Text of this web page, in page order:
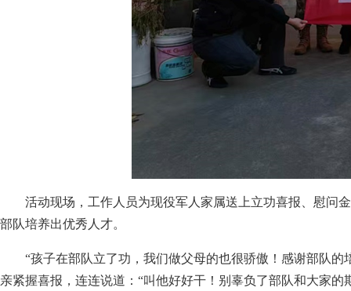
活动现场，工作人员为现役军人家属送上立功喜报、慰问
部队培养出优秀人才。
“孩子在部队立了功，我们做父母的也很骄傲！感谢部队
亲紧握喜报，连连说道：“叫他好好干！别辜负了部队和大家